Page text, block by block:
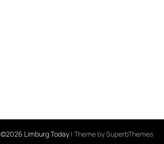
©2026 Limburg Today | Theme bySuperbThemes